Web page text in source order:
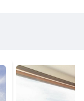
Kim Resort có
nổi tiếng như